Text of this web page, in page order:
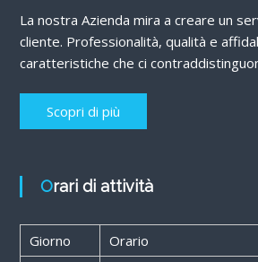
La nostra Azienda mira a creare un
cliente. Professionalità, qualità e
caratteristiche che ci
Scopri di più
Orari di attività
Giorno
Orario